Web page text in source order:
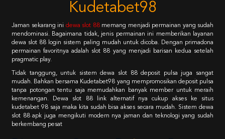
Kudetabet98
Jaman sekarang ini dewa slot 88 memang menjadi permainan yang sudah
mendominasi. Bagaimana tidak, jenis permainan ini memberikan layanan
dewa slot 88 login sistem paling mudah untuk dicoba. Dengan primadona
permainan favoritnya adalah slot 88 yang menjadi barisan kedua setelah
pragmatic play.
Tidak tanggung, untuk sistem dewa slot 88 deposit pulsa juga sangat
mudah. Bahkan bersama Kudetabet98 yang mempromosikan deposit pulsa
tanpa potongan tentu saja memudahkan banyak member untuk meraih
kemenangan. Dewa slot 88 link alternatif nya cukup akses ke situs
kudetabet 98 saja maka kita sudah bisa akses secara mudah. Sistem dewa
slot 88 apk juga mengikuti modern nya jaman dan teknologi yang sudah
berkembang pesat